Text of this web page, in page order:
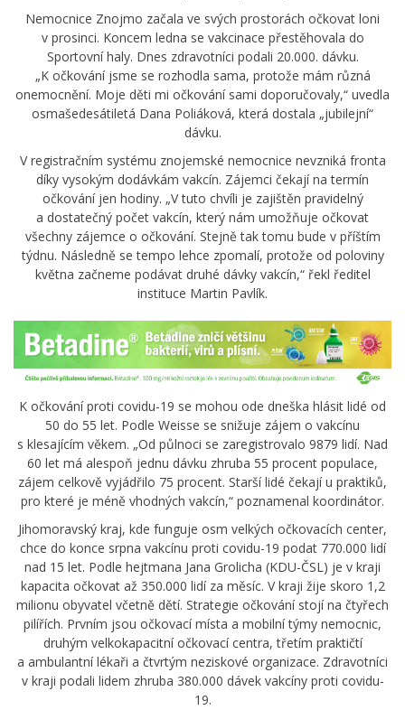
Nemocnice Znojmo začala ve svých prostorách očkovat loni
v prosinci. Koncem ledna se vakcinace přestěhovala do
Sportovní haly. Dnes zdravotníci podali 20.000. dávku.
„K očkování jsme se rozhodla sama, protože mám různá
onemocnění. Moje děti mi očkování sami doporučovaly,“ uvedla
osmašedesátiletá Dana Poliáková, která dostala „jubilejní“
dávku.
V registračním systému znojemské nemocnice nevzniká fronta
díky vysokým dodávkám vakcín. Zájemci čekají na termín
očkování jen hodiny. „V tuto chvíli je zajištěn pravidelný
a dostatečný počet vakcín, který nám umožňuje očkovat
všechny zájemce o očkování. Stejně tak tomu bude v příštím
týdnu. Následně se tempo lehce zpomalí, protože od poloviny
května začneme podávat druhé dávky vakcín,“ řekl ředitel
instituce Martin Pavlík.
K očkování proti covidu-19 se mohou ode dneška hlásit lidé od
50 do 55 let. Podle Weisse se snižuje zájem o vakcínu
s klesajícím věkem. „Od půlnoci se zaregistrovalo 9879 lidí. Nad
60 let má alespoň jednu dávku zhruba 55 procent populace,
zájem celkově vyjádřilo 75 procent. Starší lidé čekají u praktiků,
pro které je méně vhodných vakcín,“ poznamenal koordinátor.
Jihomoravský kraj, kde funguje osm velkých očkovacích center,
chce do konce srpna vakcínu proti covidu-19 podat 770.000 lidí
nad 15 let. Podle hejtmana Jana Grolicha (KDU-ČSL) je v kraji
kapacita očkovat až 350.000 lidí za měsíc. V kraji žije skoro 1,2
milionu obyvatel včetně dětí. Strategie očkování stojí na čtyřech
pilířích. Prvním jsou očkovací místa a mobilní týmy nemocnic,
druhým velkokapacitní očkovací centra, třetím praktičtí
a ambulantní lékaři a čtvrtým neziskové organizace. Zdravotníci
v kraji podali lidem zhruba 380.000 dávek vakcíny proti covidu-
19.